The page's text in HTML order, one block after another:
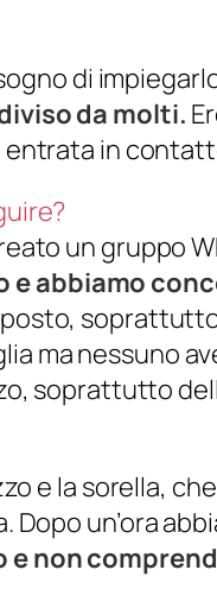
di
da molti.
entrata in
un gruppo
abbiamo
ma nessuno
soprattutto
e la sorella,
un’ora
e non